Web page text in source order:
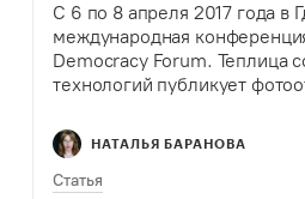
С 6 по 8 апреля 2017 года в
международная
Democracy Forum. Теплица
технологий публикует
НАТАЛЬЯ БАРАНОВА
Статья